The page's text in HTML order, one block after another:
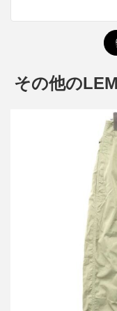
その他の
ルメール Maxi